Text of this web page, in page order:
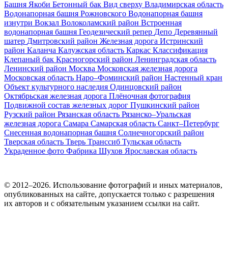
Башня Якоби Бетонный бак Вид сверху Владимирская область
Водонапорная башня Рожновского Водонапорная башня
изнутри Вокзал Волоколамский район Встроенная
водонапорная башня Геодезический репер Депо Деревянный
шатер Дмитровский район Железная дорога Истринский
район Каланча Калужская область Каркас Классификация
Клепаный бак Красногорский район Ленинградская область
Ленинский район Москва Московская железная дорога
Московская область Наро–Фоминский район Настенный кран
Объект культурного наследия Одинцовский район
Октябрьская железная дорога Плёночная фотография
Подвижной состав железных дорог Пушкинский район
Рузский район Рязанская область Рязанско–Уральская
железная дорога Самара Самарская область Санкт–Петербург
Снесенная водонапорная башня Солнечногорский район
Тверская область Тверь Транссиб Тульская область
Украденное фото Фабрика Шухов Ярославская область
© 2012–2026. Использование фотографий и иных материалов,
опубликованных на сайте, допускается только с разрешения
их авторов и c обязательным указанием ссылки на сайт.